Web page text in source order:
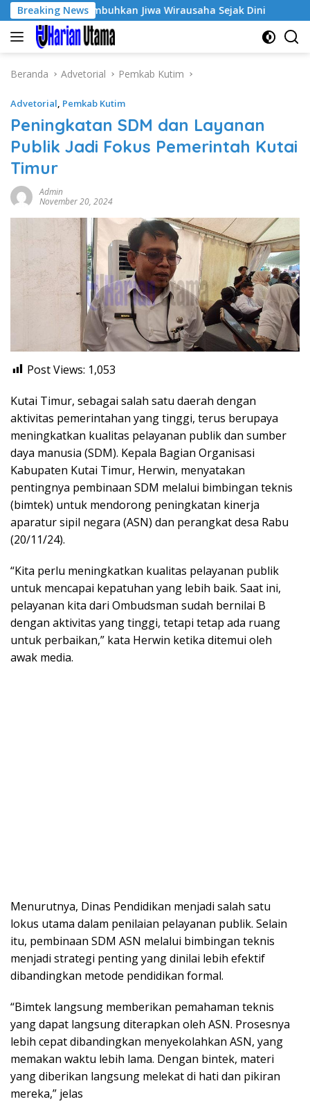
Langsung
ke
konten
Breaking News
3, Tumbuhkan Jiwa Wirausaha Sejak Dini GratisPol
Beranda Advetorial Pemkab Kutim
Advetorial, Pemkab Kutim
Peningkatan SDM dan Layanan
Publik Jadi Fokus Pemerintah Kutai
Timur
Admin
November 20, 2024
Post Views: 1,053
Kutai Timur, sebagai salah satu daerah dengan
aktivitas pemerintahan yang tinggi, terus berupaya
meningkatkan kualitas pelayanan publik dan sumber
daya manusia (SDM). Kepala Bagian Organisasi
Kabupaten Kutai Timur, Herwin, menyatakan
pentingnya pembinaan SDM melalui bimbingan teknis
(bimtek) untuk mendorong peningkatan kinerja
aparatur sipil negara (ASN) dan perangkat desa Rabu
(20/11/24).
“Kita perlu meningkatkan kualitas pelayanan publik
untuk mencapai kepatuhan yang lebih baik. Saat ini,
pelayanan kita dari Ombudsman sudah bernilai B
dengan aktivitas yang tinggi, tetapi tetap ada ruang
untuk perbaikan,” kata Herwin ketika ditemui oleh
awak media.
Menurutnya, Dinas Pendidikan menjadi salah satu
lokus utama dalam penilaian pelayanan publik. Selain
itu, pembinaan SDM ASN melalui bimbingan teknis
menjadi strategi penting yang dinilai lebih efektif
dibandingkan metode pendidikan formal.
“Bimtek langsung memberikan pemahaman teknis
yang dapat langsung diterapkan oleh ASN. Prosesnya
lebih cepat dibandingkan menyekolahkan ASN, yang
memakan waktu lebih lama. Dengan bintek, materi
yang diberikan langsung melekat di hati dan pikiran
mereka,” jelas